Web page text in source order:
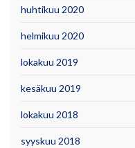
huhtikuu 2020
helmikuu 2020
lokakuu 2019
kesäkuu 2019
lokakuu 2018
syyskuu 2018